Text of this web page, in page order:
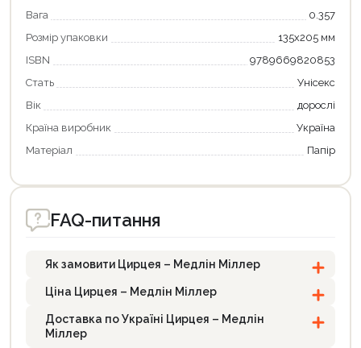
Вага
0.357
Розмір упаковки
135х205 мм
ISBN
9789669820853
Стать
Унісекс
Вік
дорослі
Країна виробник
Україна
Матеріал
Папір
FAQ-питання
Як замовити Цирцея – Медлін Міллер
Ціна Цирцея – Медлін Міллер
Доставка по Україні Цирцея – Медлін
Міллер